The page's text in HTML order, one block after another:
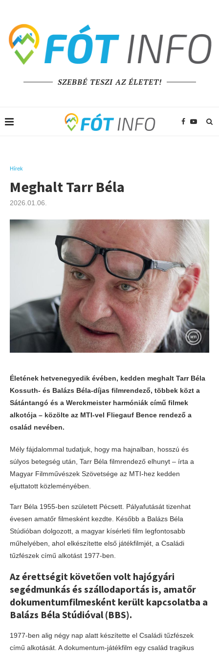
SZEBBÉ TESZI AZ ÉLETET!
Hírek
Meghalt Tarr Béla
2026.01.06.
Életének hetvenegyedik évében, kedden meghalt Tarr Béla
Kossuth- és Balázs Béla-díjas filmrendező, többek közt a
Sátántangó és a Werckmeister harmóniák című filmek
alkotója – közölte az MTI-vel Fliegauf Bence rendező a
család nevében.
Mély fájdalommal tudatjuk, hogy ma hajnalban, hosszú és
súlyos betegség után, Tarr Béla filmrendező elhunyt – írta a
Magyar Filmművészek Szövetsége az MTI-hez kedden
eljuttatott közleményében.
Tarr Béla 1955-ben született Pécsett. Pályafutását tizenhat
évesen amatőr filmesként kezdte. Később a Balázs Béla
Stúdióban dolgozott, a magyar kísérleti film legfontosabb
műhelyében, ahol elkészítette első játékfilmjét, a Családi
tűzfészek című alkotást 1977-ben.
Az érettségit követően volt hajógyári
segédmunkás és szállodaportás is, amatőr
dokumentumfilmesként került kapcsolatba a
Balázs Béla Stúdióval (BBS).
1977-ben alig négy nap alatt készítette el Családi tűzfészek
című alkotását. A dokumentum-játékfilm egy család tragikus